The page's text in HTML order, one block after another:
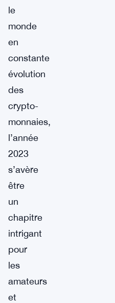
le
monde
en
constante
évolution
des
crypto-
monnaies,
l’année
2023
s’avère
être
un
chapitre
intrigant
pour
les
amateurs
et